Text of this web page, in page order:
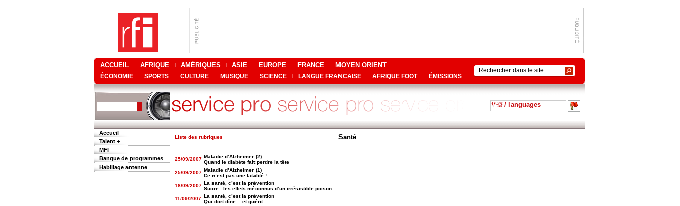
ACCUEIL AFRIQUE AMÉRIQUES ASIE EUROPE FRANCE MOYEN ORIENT
ÉCONOMIE SPORTS CULTURE MUSIQUE SCIENCE LANGUE FRANCAISE AFRIQUE FOOT ÉMISSIONS
/ languages
Accueil
Talent +
MFI
Banque de programmes
Habillage antenne
Liste des rubriques Santé
25/09/2007 Maladie d’Alzheimer (2)
Quand le diabète fait perdre la tête
25/09/2007 Maladie d’Alzheimer (1)
Ce n’est pas une fatalité !
18/09/2007 La santé, c’est la prévention
Sucre : les effets méconnus d’un irrésistible poison
11/09/2007 La santé, c’est la prévention
Qui dort dîne… et guérit